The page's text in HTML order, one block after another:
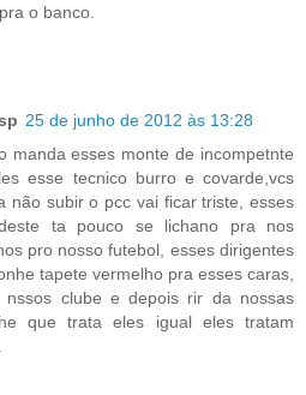
o banco.
25 de junho de 2012 às 13:28
manda esses monte de incompetnte
esse tecnico burro e covarde,vcs
não subir o pcc vai ficar triste, esses
ta pouco se lichano pra nos
pro nosso futebol, esses dirigentes
tapete vermelho pra esses caras,
clube e depois rir da nossas
que trata eles igual eles tratam